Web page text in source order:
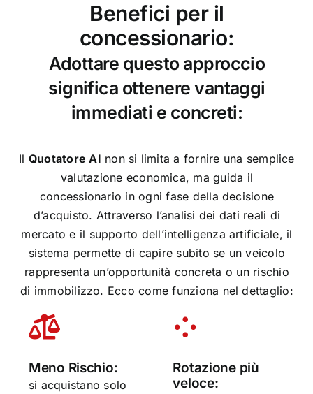
Benefici per il
concessionario:
Adottare questo approccio
significa ottenere vantaggi
immediati e concreti:
Il Quotatore AI non si limita a fornire una semplice
valutazione economica, ma guida il
concessionario in ogni fase della decisione
d’acquisto. Attraverso l’analisi dei dati reali di
mercato e il supporto dell’intelligenza artificiale, il
sistema permette di capire subito se un veicolo
rappresenta un’opportunità concreta o un rischio
di immobilizzo. Ecco come funziona nel dettaglio:
Meno Rischio:
si acquistano solo
Rotazione più
veloce: